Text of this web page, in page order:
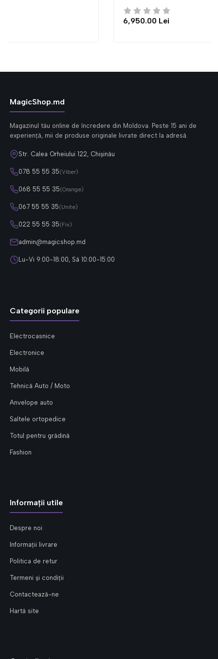
MagicShop.md
Magazinul tău online de încredere din Moldova. Peste 15 ani de
experiență, mii de produse originale livrate direct la adresă.
Str. Calea Orheiului 122, Chișinău
078 55 55 35(Viber)
068 55 55 35(Orange)
067 55 55 35(Unite)
022 55 55 35(Fix)
admin@magicshop.md
Lu-Vi 9:00-18:00, Sâ 10:00-15:00
Categorii populare
Electrocasnice
Electronice
Mobilă
Tehnică Auto / Moto
Anvelope auto
Saltele ortopedice
Totul pentru grădină
Fashion
Informații utile
Despre noi
Informații livrare
Politica de retur
Termeni și condiții
Contactează-ne
Hartă site